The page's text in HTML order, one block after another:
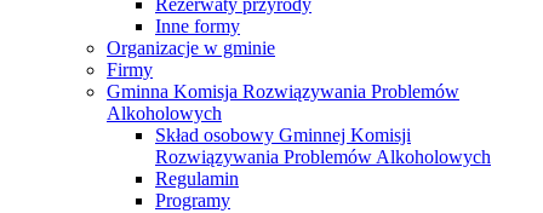
Rezerwaty przyrody
Inne formy
Organizacje w gminie
Firmy
Gminna Komisja Rozwiązywania Problemów
Alkoholowych
Skład osobowy Gminnej Komisji
Rozwiązywania Problemów Alkoholowych
Regulamin
Programy